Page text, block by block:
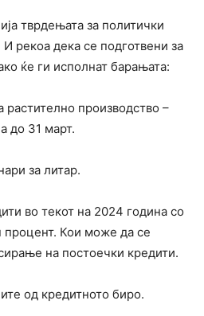
тврдењата за политички
рекоа дека се подготвени за
ќе ги исполнат барањата:
растително производство –
до 31 март.
за литар.
во текот на 2024 година со
процент. Кои може да се
на постоечки кредити.
од кредитното биро.